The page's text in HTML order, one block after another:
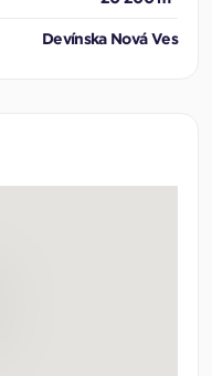
Devínska Nová Ves